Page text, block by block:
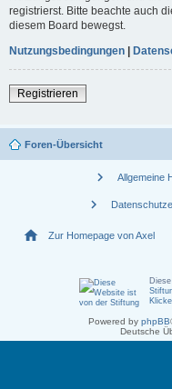
registrierst. Bitte beachte auch
diesem Board bewegst.
Nutzungsbedingungen |
Registrieren
Foren-Übersicht
chevron_right Allgemeine
chevron_right
home Zur Homepage von Axel
Powered by phpBB
Deutsche